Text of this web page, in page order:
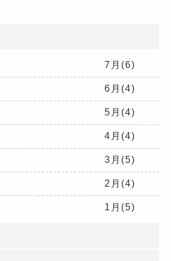
7月(6)
6月(4)
5月(4)
4月(4)
3月(5)
2月(4)
1月(5)